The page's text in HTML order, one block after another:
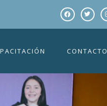
CONTACTO
￼